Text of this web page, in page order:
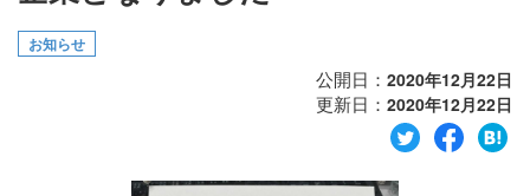
代理店の乗り換えをお考えの方
お知らせ
公開日： 2020年12月22日
更新日： 2020年12月22日